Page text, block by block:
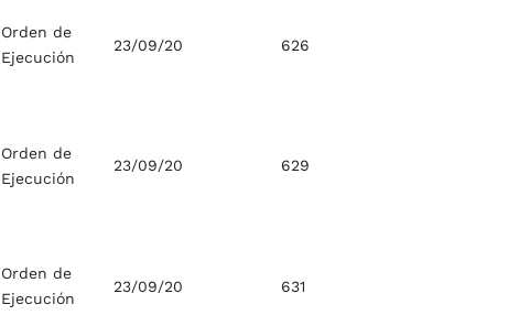
Orden de
Ejecución
23/09/20 626
Orden de
Ejecución
23/09/20 629
Orden de
Ejecución
23/09/20 631